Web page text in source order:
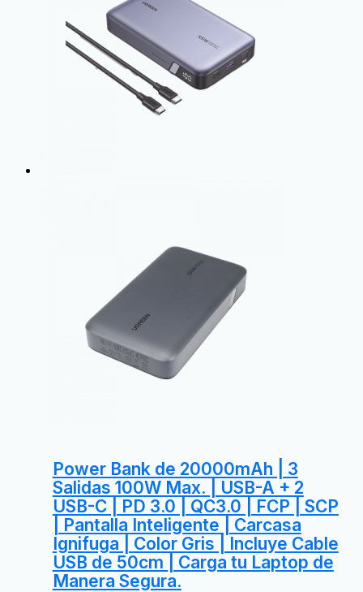
Power Bank de 20000mAh | 3
Salidas 100W Max. | USB-A + 2
USB-C | PD 3.0 | QC3.0 | FCP | SCP
| Pantalla Inteligente | Carcasa
Ignifuga | Color Gris | Incluye Cable
USB de 50cm | Carga tu Laptop de
Manera Segura.